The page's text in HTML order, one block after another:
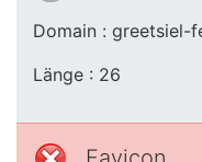
Domain : greetsiel-
Länge : 26